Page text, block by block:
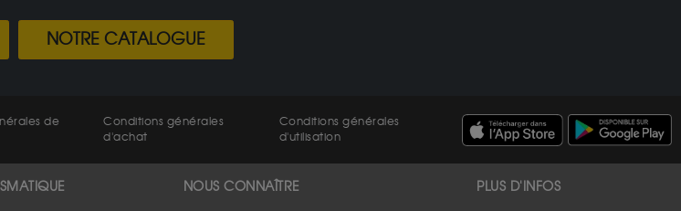
NOTRE CATALOGUE
de
Conditions générales
d'achat
Conditions générales
d'utilisation
NOUS CONNAÎTRE PLUS D'INFOS